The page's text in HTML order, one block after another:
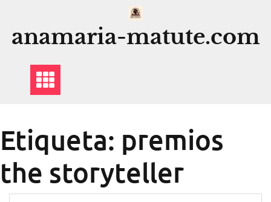
contenido
anamaria-matute.com
Etiqueta: premios
the storyteller